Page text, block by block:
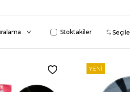
Stoktakiler
YENI